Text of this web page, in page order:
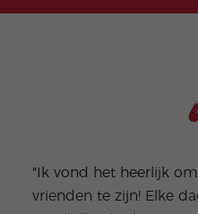
"Ik vond het heerlijk
vrienden te zijn! Elke